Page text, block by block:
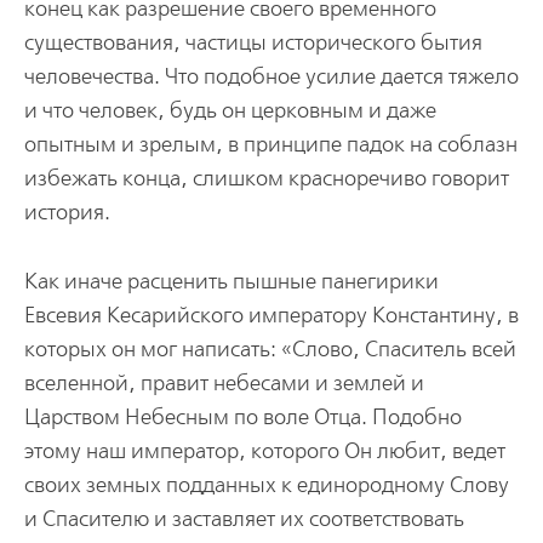
конец как разрешение своего временного
существования, частицы исторического бытия
человечества. Что подобное усилие дается тяжело
и что человек, будь он церковным и даже
опытным и зрелым, в принципе падок на соблазн
избежать конца, слишком красноречиво говорит
история.
Как иначе расценить пышные панегирики
Евсевия Кесарийского императору Константину, в
которых он мог написать: «Слово, Спаситель всей
вселенной, правит небесами и землей и
Царством Небесным по воле Отца. Подобно
этому наш император, которого Он любит, ведет
своих земных подданных к единородному Слову
и Спасителю и заставляет их соответствовать